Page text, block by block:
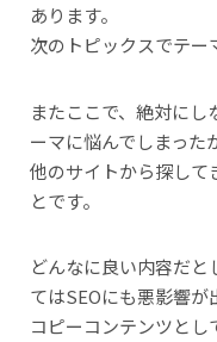
あります。
次のトピックスでテー
またここで、絶対に
ーマに悩んでしまった
他のサイトから探して
とです。
どんなに良い内容だと
てはSEOにも悪影響が
コピーコンテンツと